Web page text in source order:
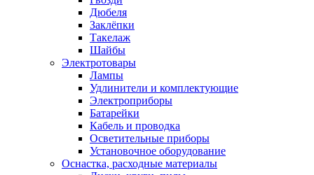
Дюбеля
Заклёпки
Такелаж
Шайбы
Электротовары
Лампы
Удлинители и комплектующие
Электроприборы
Батарейки
Кабель и проводка
Осветительные приборы
Установочное оборудование
Оснастка, расходные материалы